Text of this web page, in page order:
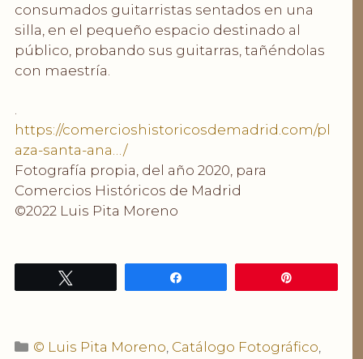
consumados guitarristas sentados en una
silla, en el pequeño espacio destinado al
público, probando sus guitarras, tañéndolas
con maestría.
.
https://comercioshistoricosdemadrid.com/pl
aza-santa-ana…/
Fotografía propia, del año 2020, para
Comercios Históricos de Madrid
©2022 Luis Pita Moreno
Categorías
© Luis Pita Moreno, Catálogo Fotográfico,